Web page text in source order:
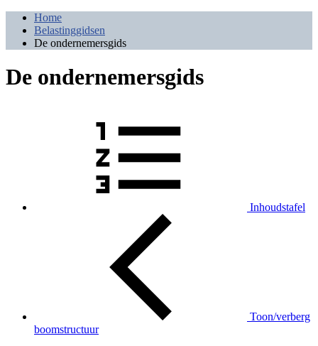
Home
Belastinggidsen
De ondernemersgids
De ondernemersgids
Inhoudstafel
Toon/verberg
boomstructuur